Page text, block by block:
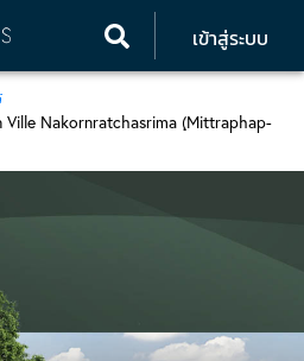
เข้าสู่ระบบ
Ville Nakornratchasrima (ฺMittraphap-